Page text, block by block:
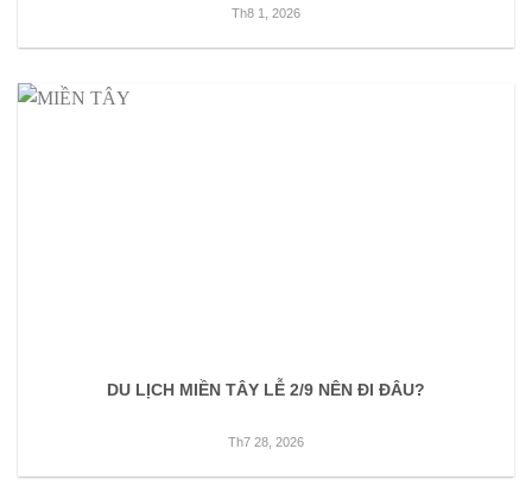
Th8 1, 2026
DU LỊCH MIỀN TÂY LỄ 2/9 NÊN ĐI ĐÂU?
Th7 28, 2026